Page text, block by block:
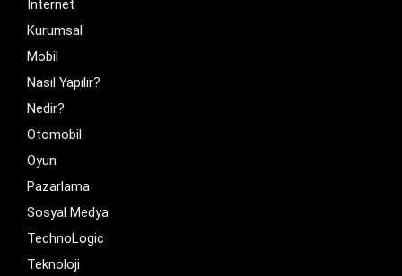
İnternet
Kurumsal
Mobil
Nasıl Yapılır?
Nedir?
Otomobil
Oyun
Pazarlama
Sosyal Medya
TechnoLogic
Teknoloji